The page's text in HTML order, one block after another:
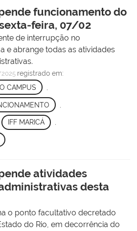
funcionamento do
feira, 07/02
de interrupção no
e abrange todas as atividades
registrado em:
CAMPUS
IFF MARICÁ ,
atividades
desta
o ponto facultativo decretado
do Rio, em decorrência do